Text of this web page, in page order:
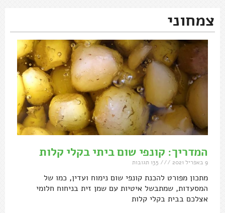
צמחוני
המדריך: קונפי שום ביתי בקלי קלות
9 באפריל 2021
מתכון מפורט להכנת קונפי שום נימוח ועדין, כמו של
המסעדות, שמתבשל איטיות עם שמן זית בניחוח חלומי
אצלכם בבית בקלי קלות